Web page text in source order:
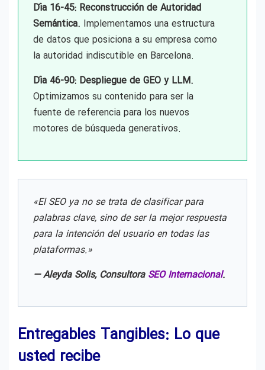
Freelance Google Ads Barcelona
Posicionamiento Magento Ecommerce
Barcelona
Posicionamiento SEO para talleres
mecánicos Barcelona
SEO Local Barcelona
Consultor SEO Barcelona
SEO Técnico en Barcelona
Día 16-45: Reconstrucción de Autoridad
Semántica. Implementamos una estructura
de datos que posiciona a su empresa como
la autoridad indiscutible en Barcelona.
Día 46-90: Despliegue de GEO y LLM.
Optimizamos su contenido para ser la
fuente de referencia para los nuevos
motores de búsqueda generativos.
«El SEO ya no se trata de clasificar para
palabras clave, sino de ser la mejor respuesta
para la intención del usuario en todas las
plataformas.»
— Aleyda Solis, Consultora SEO Internacional.
Entregables Tangibles: Lo que
usted recibe